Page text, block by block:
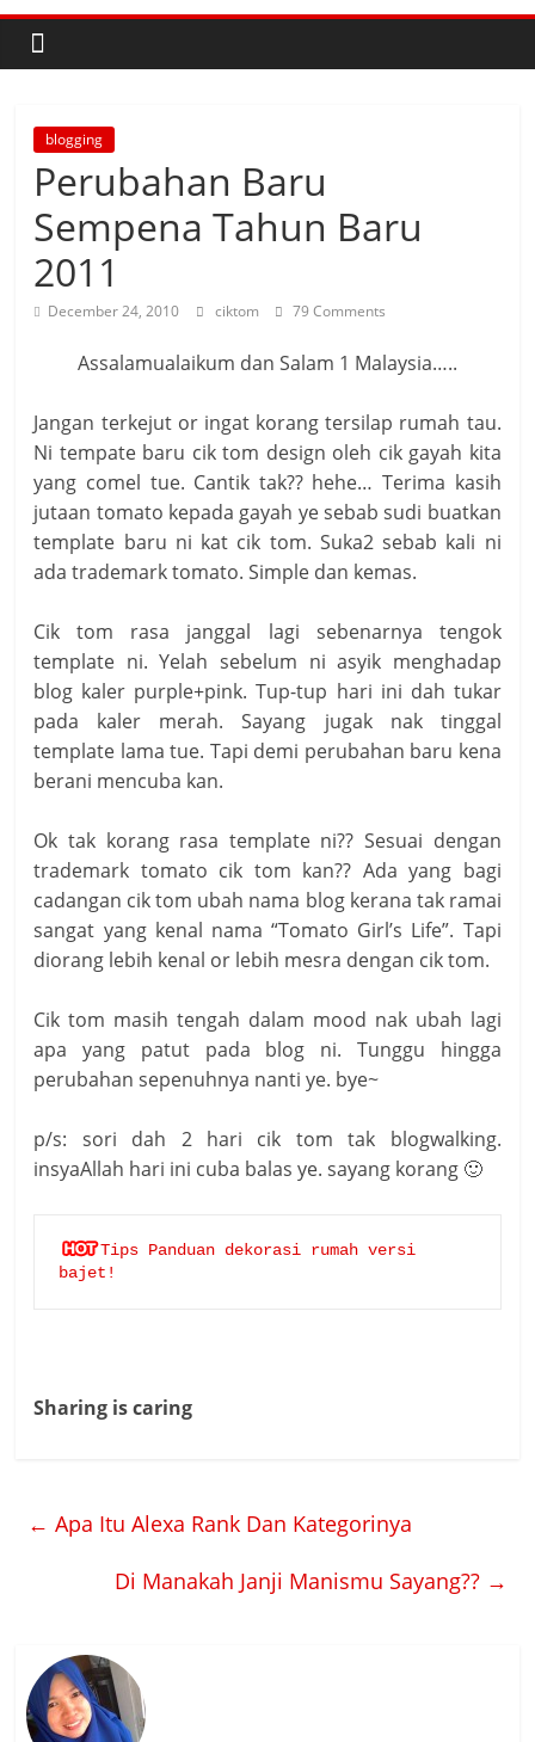
blogging
Perubahan Baru
Sempena Tahun Baru
2011
December 24, 2010 ciktom 79 Comments
Assalamualaikum dan Salam 1 Malaysia…..
Jangan terkejut or ingat korang tersilap rumah tau.
Ni tempate baru cik tom design oleh cik gayah kita
yang comel tue. Cantik tak?? hehe… Terima kasih
jutaan tomato kepada gayah ye sebab sudi buatkan
template baru ni kat cik tom. Suka2 sebab kali ni
ada trademark tomato. Simple dan kemas.
Cik tom rasa janggal lagi sebenarnya tengok
template ni. Yelah sebelum ni asyik menghadap
blog kaler purple+pink. Tup-tup hari ini dah tukar
pada kaler merah. Sayang jugak nak tinggal
template lama tue. Tapi demi perubahan baru kena
berani mencuba kan.
Ok tak korang rasa template ni?? Sesuai dengan
trademark tomato cik tom kan?? Ada yang bagi
cadangan cik tom ubah nama blog kerana tak ramai
sangat yang kenal nama “Tomato Girl’s Life”. Tapi
diorang lebih kenal or lebih mesra dengan cik tom.
Cik tom masih tengah dalam mood nak ubah lagi
apa yang patut pada blog ni. Tunggu hingga
perubahan sepenuhnya nanti ye. bye~
p/s: sori dah 2 hari cik tom tak blogwalking.
insyaAllah hari ini cuba balas ye. sayang korang 🙂
Tips Panduan dekorasi rumah versi
bajet!
Sharing is caring
← Apa Itu Alexa Rank Dan Kategorinya
Di Manakah Janji Manismu Sayang?? →